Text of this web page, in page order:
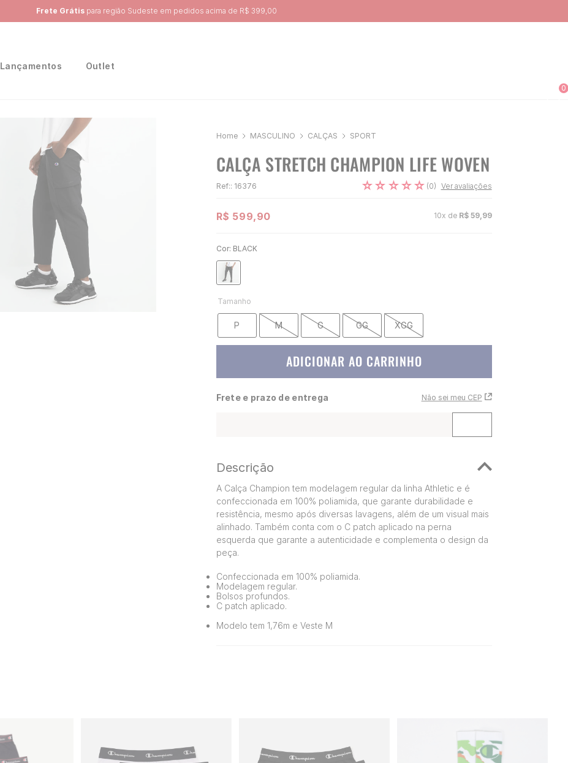
Ganhe 10% na primeira compra, utilizando o cupom: PRIMEIRA10
Lançamentos Outlet
0
MASCULINO CALÇAS SPORT
CALÇA STRETCH CHAMPION LIFE WOVEN
Ref:: 16376 ☆☆ ☆☆☆ (0) Ver avaliações
R$ 599,90 10x de R$ 59, 99
Cor: BLACK
Tamanho
P M G GG XGG
ADICIONAR AO CARRINHO
Frete e prazo de entrega Não sei meu CEP
Descrição
A Calça Champion tem modelagem regular da linha Athletic e é
confeccionada em 100% poliamida, que garante durabilidade e
resistência, mesmo após diversas lavagens, além de um visual mais
alinhado. Também conta com o C patch aplicado na perna
esquerda que garante a autenticidade e complementa o design da
peça.
Confeccionada em 100% poliamida.
Modelagem regular.
Bolsos profundos.
C patch aplicado.
Modelo tem 1,76m e Veste M